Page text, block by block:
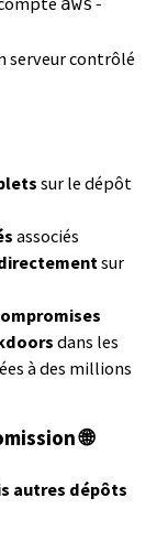
serveur contrôlé
sur le dépôt
associés
sur
dans les
à des millions
🌐
autres dépôts